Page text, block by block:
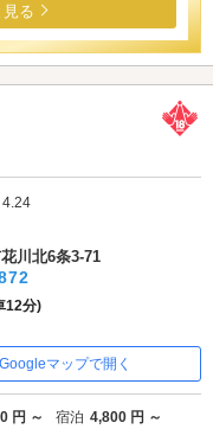
る
5つ星のうち4
4.24
川北6条3-71
12分)
Googleマップで開く
円 ～ 宿泊 4,800 円 ～